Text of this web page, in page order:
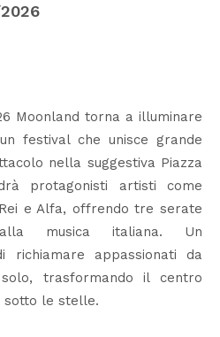
Moonland torna a illuminare
festival che unisce grande
nella suggestiva Piazza
protagonisti artisti come
e Alfa, offrendo tre serate
musica italiana. Un
richiamare appassionati da
trasformando il centro
sotto le stelle.